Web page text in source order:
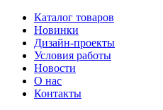
Каталог товаров
Новинки
Дизайн-проекты
Условия работы
Новости
О нас
Контакты